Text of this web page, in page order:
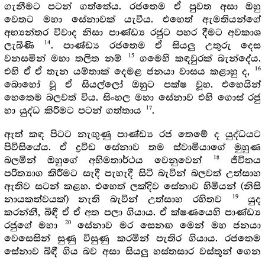
ගැනීමට පටන් ගත්තේය. රජතෙම ඒ පුවත අසා ඔහු
වෙතට මහා සේනාවක් යැවීය. එහෙත් ඇමතියන්ගේ
අභ්‍යන්තර විවාද නිසා පාණ්ඩ්‍ය රජුට පහර දීමට අවකාශ
ලැබිණි
14. පාණ්ඩ්‍ය රජතෙම ඒ සියලු උතුරු දෙස
වනසමින් මහා තලිත නම්
15ගමෙහි කඳවුරක් බැන්දේය.
එහි ඒ ඒ තැන යම්තාක් දෙමළ ජනයා වාසය කළාහු ද,
16
බොහෝ වූ ඒ සියල්ලෝ ඔහුට පක්ෂ වූහ. එහෙයින්
හෙතෙම බලවත් විය. සිංහල මහා සේනාව එහි ගොස් රජු
හා යුද්ධ කිරීමට පටන් ගත්තාය
17.
ඇත් කඳ පිටට නැඟුණු පාණ්ඩ්‍ය රජ තෙමේ ද යුද්ධයට
පිවිසියේය. ඒ ද්‍රවිඩ සේනාව තම ස්වාමියාගේ මුහුණ
බලමින් ඔහුගේ අභිමතාර්ථය වෙනුවෙන්
18
ජීවිතය
පරිත්‍යාග කිරීමට සැදී පැහැදී සිටි බැවින් බලවත් උත්සාහ
ඇතිව සටන් කළහ. එහෙත් ලක්දිව සේනාව හිමියන් (නිසි
නායකත්වයක්) නැති බැවින් උත්සාහ රහිතව
19යුද
කරන්නී, බිඳී ඒ ඒ අත පලා ගියාය. ඒ ක්ෂණයෙහි පාණ්ඩ්‍ය
රජුගේ මහා
20සේනාව මර සෙනඟ මෙන් මහ ජනයා
වෙසෙසින් සුණු විසුණු කරමින් පැතිර ගියාය. රජතෙම
සේනාව බිඳී ගිය බව අසා සියලු හස්තසාර වස්තූන් ගෙන